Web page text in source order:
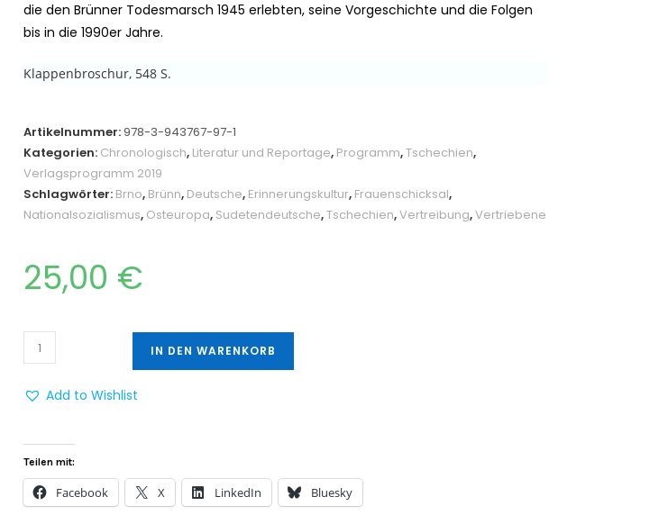
die den Brünner Todesmarsch 1945 erlebten, seine Vorgeschichte und die Folgen
bis in die 1990er Jahre.
Klappenbroschur, 548 S.
Artikelnummer:978-3-943767-97-1
Kategorien: Chronologisch, Literatur und Reportage, Programm,Tschechien,
Verlagsprogramm 2019
Schlagwörter: Brno, Brünn, Deutsche, Erinnerungskultur, Frauenschicksal,
Nationalsozialismus, Osteuropa, Sudetendeutsche,Tschechien,Vertreibung,Vertriebene
25,00 €
IN DEN WARENKORB
Add to Wishlist
Teilen mit:
Facebook X LinkedIn Bluesky